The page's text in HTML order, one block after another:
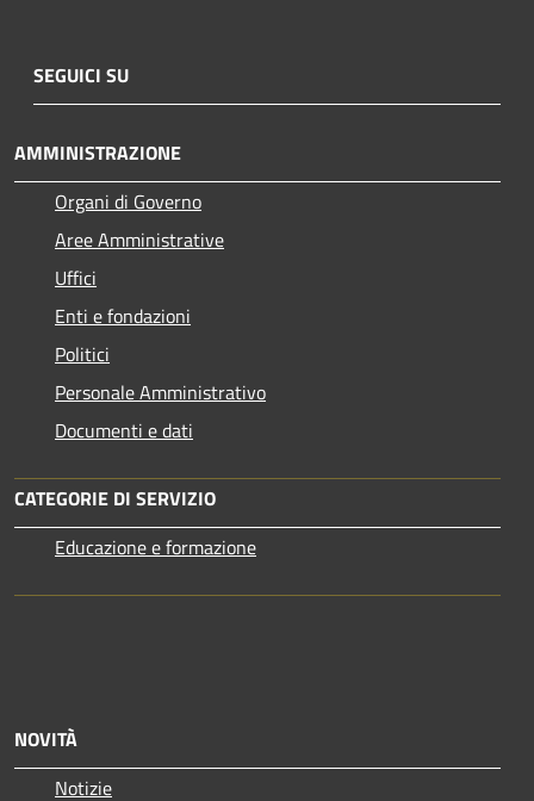
SEGUICI SU
AMMINISTRAZIONE
Organi di Governo
Aree Amministrative
Uffici
Enti e fondazioni
Politici
Personale Amministrativo
Documenti e dati
CATEGORIE DI SERVIZIO
Educazione e formazione
NOVITÀ
Notizie